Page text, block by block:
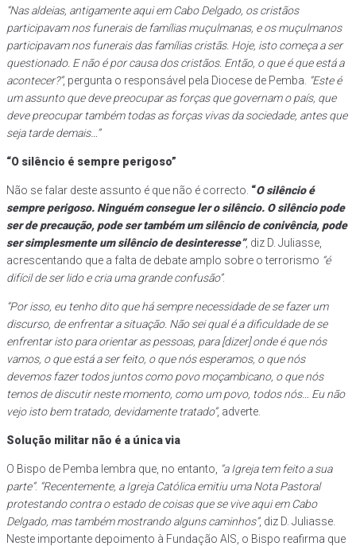
“Nas aldeias, antigamente aqui em Cabo Delgado, os cristãos
participavam nos funerais de famílias muçulmanas, e os muçulmanos
participavam nos funerais das famílias cristãs. Hoje, isto começa a ser
questionado. E não é por causa dos cristãos. Então, o que é que está a
acontecer?”, pergunta o responsável pela Diocese de Pemba. “Este é
um assunto que deve preocupar as forças que governam o país, que
deve preocupar também todas as forças vivas da sociedade, antes que
seja tarde demais…”
“O silêncio é sempre perigoso”
Não se falar deste assunto é que não é correcto. “O silêncio é
sempre perigoso. Ninguém consegue ler o silêncio. O silêncio pode
ser de precaução, pode ser também um silêncio de conivência, pode
ser simplesmente um silêncio de desinteresse”, diz D. Juliasse,
acrescentando que a falta de debate amplo sobre o terrorismo “é
difícil de ser lido e cria uma grande confusão”.
“Por isso, eu tenho dito que há sempre necessidade de se fazer um
discurso, de enfrentar a situação. Não sei qual é a dificuldade de se
enfrentar isto para orientar as pessoas, para [dizer] onde é que nós
vamos, o que está a ser feito, o que nós esperamos, o que nós
devemos fazer todos juntos como povo moçambicano, o que nós
temos de discutir neste momento, como um povo, todos nós… Eu não
vejo isto bem tratado, devidamente tratado”, adverte.
Solução militar não é a única via
O Bispo de Pemba lembra que, no entanto, “a Igreja tem feito a sua
parte”. “Recentemente, a Igreja Católica emitiu uma Nota Pastoral
protestando contra o estado de coisas que se vive aqui em Cabo
Delgado, mas também mostrando alguns caminhos”, diz D. Juliasse.
Neste importante depoimento à Fundação AIS, o Bispo reafirma que